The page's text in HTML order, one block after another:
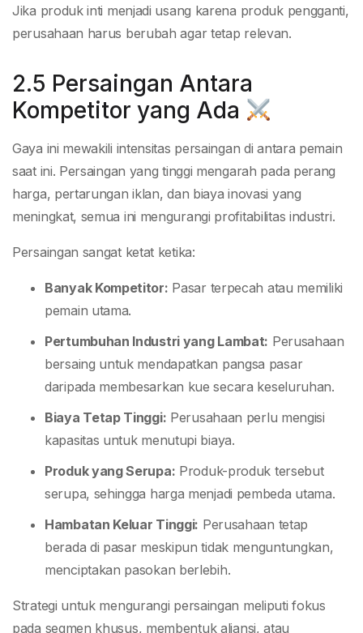
Jika produk inti menjadi usang karena produk pengganti,
perusahaan harus berubah agar tetap relevan.
2.5 Persaingan Antara
Kompetitor yang Ada
Gaya ini mewakili intensitas persaingan di antara pemain
saat ini. Persaingan yang tinggi mengarah pada perang
harga, pertarungan iklan, dan biaya inovasi yang
meningkat, semua ini mengurangi profitabilitas industri.
Persaingan sangat ketat ketika:
Banyak Kompetitor: Pasar terpecah atau memiliki
pemain utama.
Pertumbuhan Industri yang Lambat: Perusahaan
bersaing untuk mendapatkan pangsa pasar
daripada membesarkan kue secara keseluruhan.
Biaya Tetap Tinggi: Perusahaan perlu mengisi
kapasitas untuk menutupi biaya.
Produk yang Serupa: Produk-produk tersebut
serupa, sehingga harga menjadi pembeda utama.
Hambatan Keluar Tinggi: Perusahaan tetap
berada di pasar meskipun tidak menguntungkan,
menciptakan pasokan berlebih.
Strategi untuk mengurangi persaingan meliputi fokus
pada segmen khusus, membentuk aliansi, atau